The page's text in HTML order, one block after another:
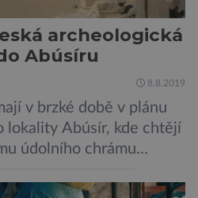
archeologická
Abúsíru
8.8.2019
v brzké době v plánu
lokality Abúsír, kde chtějí
údolního chrámu
Českého